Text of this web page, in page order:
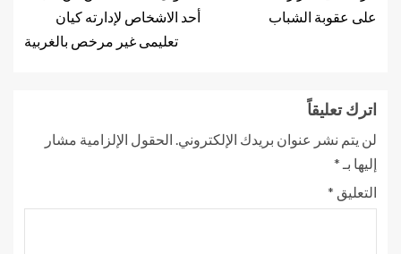
على عقوبة الشباب
أحد الاشخاص لإدارته كيان
تعليمى غير مرخص بالغربية
اترك تعليقاً
لن يتم نشر عنوان بريدك الإلكتروني. الحقول الإلزامية مشار
إليها بـ *
التعليق *